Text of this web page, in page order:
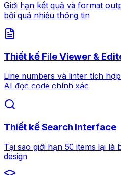
Giới hạn kết quả và format
bởi quá nhiều thông tin
Thiết kế File Viewer &
Line numbers và linter tích
AI đọc code chính xác
Thiết kế Search Interface
Tại sao giới hạn 50 items lại là
design